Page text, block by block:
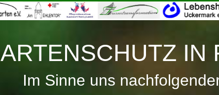
ARTENSCHUTZ IN
Im Sinne uns